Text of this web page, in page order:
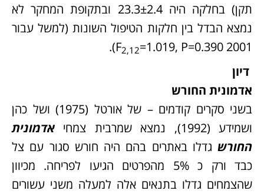
תקן) בחלקה היה 23.3±2.4 ובתקופת המחקר לא
נמצא הבדל בין חלקות הטיפול השונות (למשל עבור
2001 F
2,12=1.019, P=0.390).
דיון
אדמונית החורש
בשני סקרים קודמים – של אורטל (1975) ושל כהן
ושמידע (1992), נמצא שמרבית צמחי
אדמונית
החורש גדלו באתרים בהם היה חורש סגור עם צל
כבד ורק כ 5% מהפרטים הגיעו לפריחה. מכיוון
שהצמחים גדלו בתנאים אלה למעלה משני עשורים